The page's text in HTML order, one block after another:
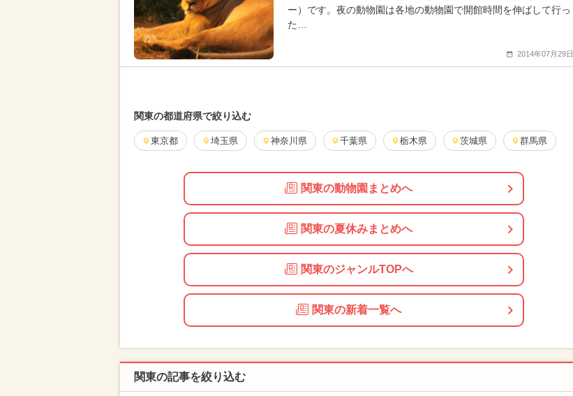
ー）です。夜の動物園は各地の動物園で開館時間を伸ばして行っ
た…
2014年07月29日
関東の都道府県で絞り込む
東京都 埼玉県 神奈川県 千葉県 栃木県 茨城県 群馬県
関東の動物園まとめへ
関東の夏休みまとめへ
関東のジャンルTOPへ
関東の新着一覧へ
関東の記事を絞り込む